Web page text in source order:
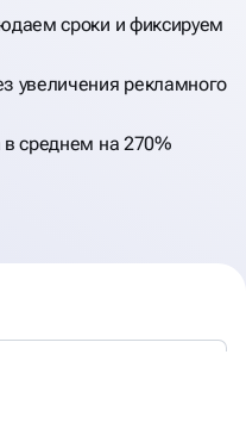
сроки и фиксируем
увеличения рекламного
в среднем на 270%